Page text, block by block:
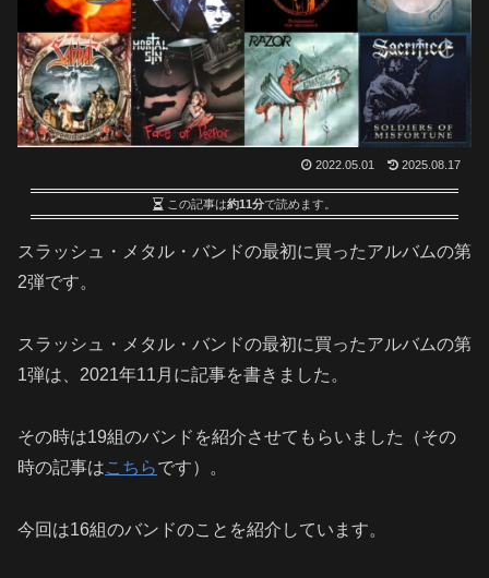
2022.05.01 2025.08.17
この記事は約11分で読めます。
スラッシュ・メタル・バンドの最初に買ったアルバムの第
2弾です。
スラッシュ・メタル・バンドの最初に買ったアルバムの第
1弾は、2021年11月に記事を書きました。
その時は19組のバンドを紹介させてもらいました（その
時の記事はこちらです）。
今回は16組のバンドのことを紹介しています。